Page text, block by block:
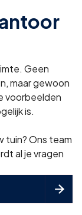
Geen
maar gewoon
voorbeelden
is.
tuin? Ons team
al je vragen
